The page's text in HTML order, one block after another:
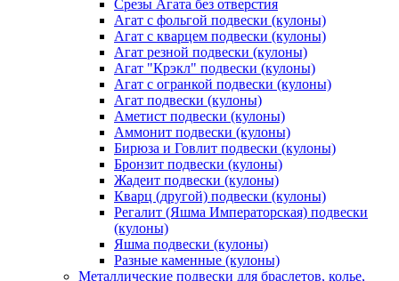
Срезы Агата без отверстия
Агат с фольгой подвески (кулоны)
Агат с кварцем подвески (кулоны)
Агат резной подвески (кулоны)
Агат "Крэкл" подвески (кулоны)
Агат с огранкой подвески (кулоны)
Агат подвески (кулоны)
Аметист подвески (кулоны)
Аммонит подвески (кулоны)
Бирюза и Говлит подвески (кулоны)
Бронзит подвески (кулоны)
Жадеит подвески (кулоны)
Кварц (другой) подвески (кулоны)
Регалит (Яшма Императорская) подвески
(кулоны)
Яшма подвески (кулоны)
Разные каменные (кулоны)
Металлические подвески для браслетов, колье,